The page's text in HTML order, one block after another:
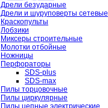
Дрели безударные
Дрели и шуруповерты сетевые
Краскопульты
Лобзики
Миксеры строительные
Молотки отбойные
Ножницы
Перфораторы
SDS-plus
SDS-max
Пилы торцовочные
Пилы циркулярные
Пилы цепные электрические